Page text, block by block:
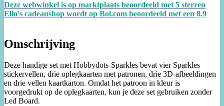
Deze webwinkel is op marktplaats beoordeeld met 5 sterren
Ello's cadeaushop wordt op Bol.com beoordeeld met een 8.9
Omschrijving
Deze handige set met Hobbydots-Sparkles bevat vier Sparkles
stickervellen, drie oplegkaarten met patronen, drie 3D-afbeeldingen
en drie vellen kaartkarton. Omdat het patroon in kleur is
voorgedrukt op de oplegkaarten, kun je deze set gebruiken zonder
Led Board.